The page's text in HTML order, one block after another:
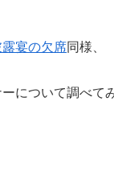
露宴の欠席同様、
について調べて